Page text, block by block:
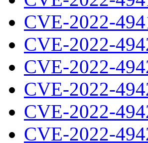
CVE-2022-
CVE-2022-
CVE-2022-
CVE-2022-
CVE-2022-
CVE-2022-